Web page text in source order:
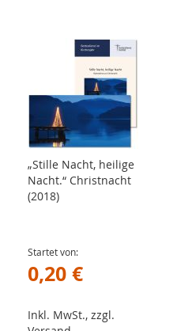
„Stille Nacht, heilige
Nacht.“ Christnacht
(2018)
Startet von
0,20 €
Inkl. MwSt., zzgl.